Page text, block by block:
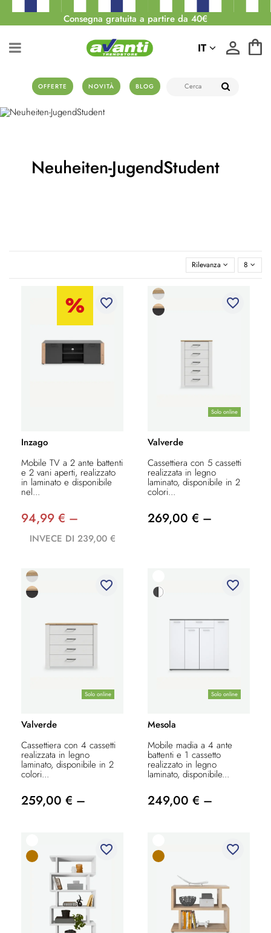
Consegna gratuita a partire da 40€
OFFERTE NOVITÀ BLOG
IT
Neuheiten-JugendStudent
Rilevanza 8
favorite_border
Inzago
Mobile TV a 2 ante battenti
e 2 vani aperti, realizzato
in laminato e disponibile
nel...
94,99 € –
INVECE DI 239,00 €
Solo online
favorite_border
Valverde
Cassettiera con 5 cassetti
realizzata in legno
laminato, disponibile in 2
colori...
269,00 € –
Solo online
favorite_border
Valverde
Cassettiera con 4 cassetti
realizzata in legno
laminato, disponibile in 2
colori...
259,00 € –
Solo online
favorite_border
Mesola
Mobile madia a 4 ante
battenti e 1 cassetto
realizzato in legno
laminato, disponibile...
249,00 € –
favorite_border favorite_border